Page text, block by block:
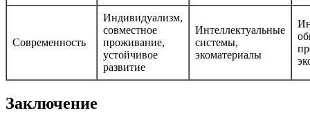
Современность
Индивидуализм,
совместное
проживание,
устойчивое
развитие
Интеллектуальные
системы,
экоматериалы
Заключение